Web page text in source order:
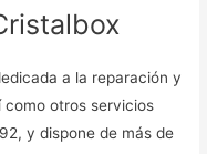
a la reparación y
como otros servicios
y dispone de más de